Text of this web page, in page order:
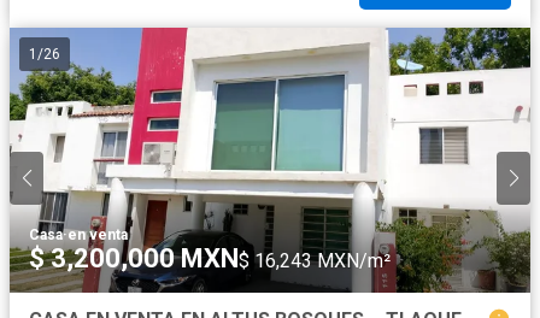
1 /26
Casa·en venta
$ 3,200,000 MXN$ 16,243 MXN/m²